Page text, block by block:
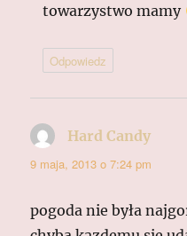
towarzystwo mamy
Odpowiedz
Hard Candy
9 maja, 2013 o 7:24 pm
pogoda nie była